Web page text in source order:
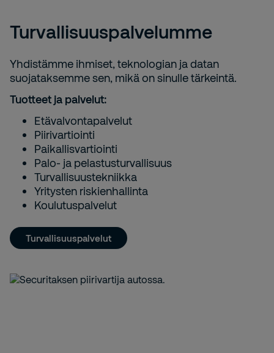
Turvallisuuspalvelumme
Yhdistämme ihmiset, teknologian ja datan
suojataksemme sen, mikä on sinulle tärkeintä.
Tuotteet ja palvelut:
Etävalvontapalvelut
Piirivartiointi
Paikallisvartiointi
Palo- ja pelastusturvallisuus
Turvallisuustekniikka
Yritysten riskienhallinta
Koulutuspalvelut
Turvallisuuspalvelut